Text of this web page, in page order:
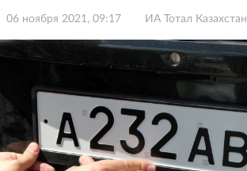
06 ноября 2021, 09:17 ИА Тотал Казахстан